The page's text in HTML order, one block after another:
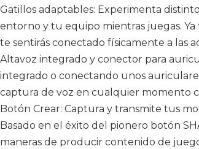
Gatillos adaptables: Experimenta
entorno y tu equipo mientras juegas.
te sentirás conectado físicamente a las
Altavoz integrado y conector para
integrado o conectando unos
captura de voz en cualquier momento
Botón Crear: Captura y transmite tus
Basado en el éxito del pionero botón
maneras de producir contenido de